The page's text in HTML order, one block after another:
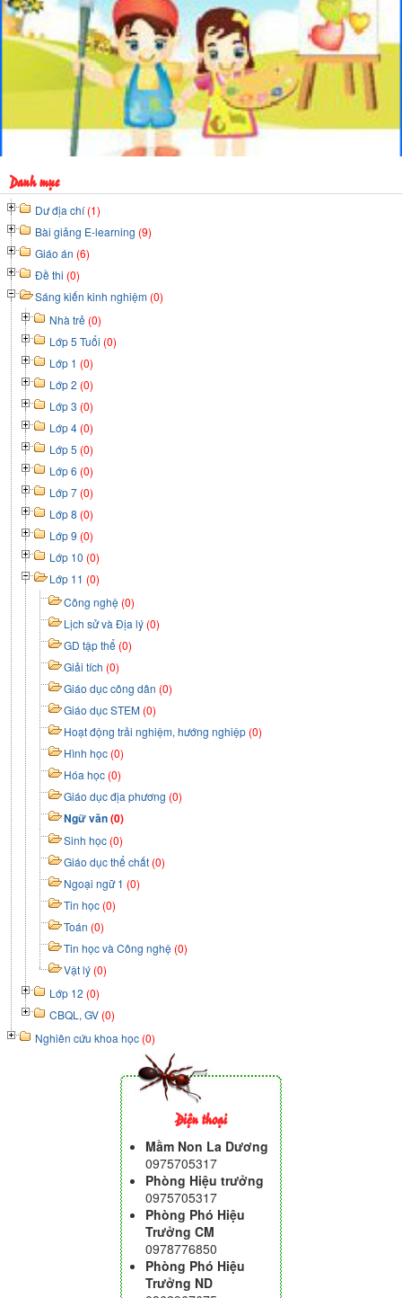
Danh mục
Dư địa chí(1)
Bài giảng E-learning (9)
Giáo án (6)
Đề thi (0)
Sáng kiến kinh nghiệm (0)
Nhà trẻ (0)
Lớp 5 Tuổi (0)
Lớp 1 (0)
Lớp 2 (0)
Lớp 3 (0)
Lớp 4 (0)
Lớp 5 (0)
Lớp 6 (0)
Lớp 7 (0)
Lớp 8 (0)
Lớp 9 (0)
Lớp 10 (0)
Lớp 11 (0)
Công nghệ (0)
Lịch sử và Địa lý (0)
GD tập thể (0)
Giải tích (0)
Giáo dục công dân (0)
Giáo dục STEM (0)
Hoạt động trải nghiệm, hướng nghiệp (0)
Hình học (0)
Hóa học (0)
Giáo dục địa phương (0)
Ngữ văn(0)
Sinh học (0)
Giáo dục thể chất (0)
Ngoại ngữ 1 (0)
Tin học (0)
Toán (0)
Tin học và Công nghệ (0)
Vật lý (0)
Lớp 12 (0)
CBQL, GV (0)
Nghiên cứu khoa học (0)
Điện thoại
Mầm Non La Dương
0975705317
Phòng Hiệu trưởng
0975705317
Phòng Phó Hiệu
Trưởng CM
0978776850
Phòng Phó Hiệu
Trưởng ND